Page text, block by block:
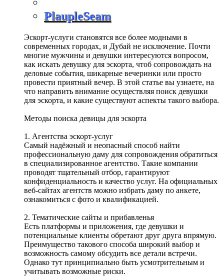
PlaupleSeam
Эскорт-услуги становятся все более модными в
современных городах, и Дубай не исключение. Почти
многие мужчины и девушки интересуются вопросом,
как искать девушку для эскорта, чтоб сопровождать на
деловые события, шикарные вечеринки или просто
провести приятный вечер. В этой статье вы узнаете, на
что направить внимание осуществляя поиск девушки
для эскорта, и какие существуют аспекты такого выбора.
Методы поиска девицы для эскорта
1. Агентства эскорт-услуг
Самый надёжный и неопасный способ найти
профессиональную даму для сопровождения обратиться
в специализированное агентство. Такие компании
проводят тщательный отбор, гарантируют
конфиденциальность и качество услуг. На официальных
веб-сайтах агентств можно избрать даму по анкете,
ознакомиться с фото и квалификацией.
2. Тематические сайты и прибавленья
Есть платформы и приложения, где девушки и
потенциальные клиенты обретают друг друга впрямую.
Преимущество такового способа широкий выбор и
возможность самому обсудить все детали встречи.
Однако тут принципиально быть усмотрительным и
учитывать возможные риски.